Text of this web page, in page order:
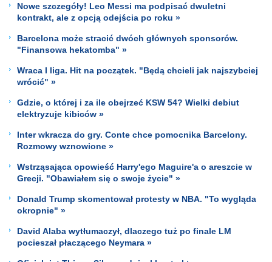
Nowe szczegóły! Leo Messi ma podpisać dwuletni
kontrakt, ale z opcją odejścia po roku »
Barcelona może stracić dwóch głównych sponsorów.
"Finansowa hekatomba" »
Wraca I liga. Hit na początek. "Będą chcieli jak najszybciej
wrócić" »
Gdzie, o której i za ile obejrzeć KSW 54? Wielki debiut
elektryzuje kibiców »
Inter wkracza do gry. Conte chce pomocnika Barcelony.
Rozmowy wznowione »
Wstrząsająca opowieść Harry'ego Maguire'a o areszcie w
Grecji. "Obawiałem się o swoje życie" »
Donald Trump skomentował protesty w NBA. "To wygląda
okropnie" »
David Alaba wytłumaczył, dlaczego tuż po finale LM
pocieszał płaczącego Neymara »